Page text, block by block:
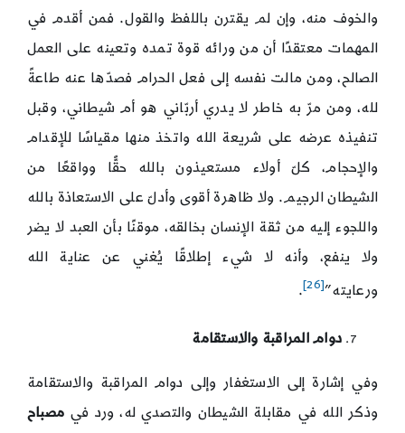
والخوف منه، وإن لم يقترن باللفظ والقول. فمن أقدم في
المهمات معتقدًا أن من ورائه قوة تمده وتعينه على العمل
الصالح، ومن مالت نفسه إلى فعل الحرام فصدّها عنه طاعةً
لله، ومن مرّ به خاطر لا يدري أربّاني هو أم شيطاني، وقبل
تنفيذه عرضه على شريعة الله واتخذ منها مقياسًا للإقدام
والإحجام، كلّ أولاء مستعيذون بالله حقًّا وواقعًا من
الشيطان الرجيم. ولا ظاهرة أقوى وأدلّ على الاستعاذة بالله
واللجوء إليه من ثقة الإنسان بخالقه، موقنًا بأن العبد لا يضر
ولا ينفع، وأنه لا شيء إطلاقًا يُغني عن عناية الله
ورعايته”[26]
.
دوام المراقبة والاستقامة
وفي إشارة إلى الاستغفار وإلى دوام المراقبة والاستقامة
وذكر الله في مقابلة الشيطان والتصدي له، ورد في مصباح